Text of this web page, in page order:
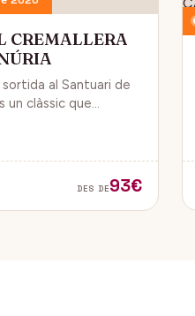
CREMALLERA
al Santuari de
un clàssic que
del Cremallera.
DES DE93€